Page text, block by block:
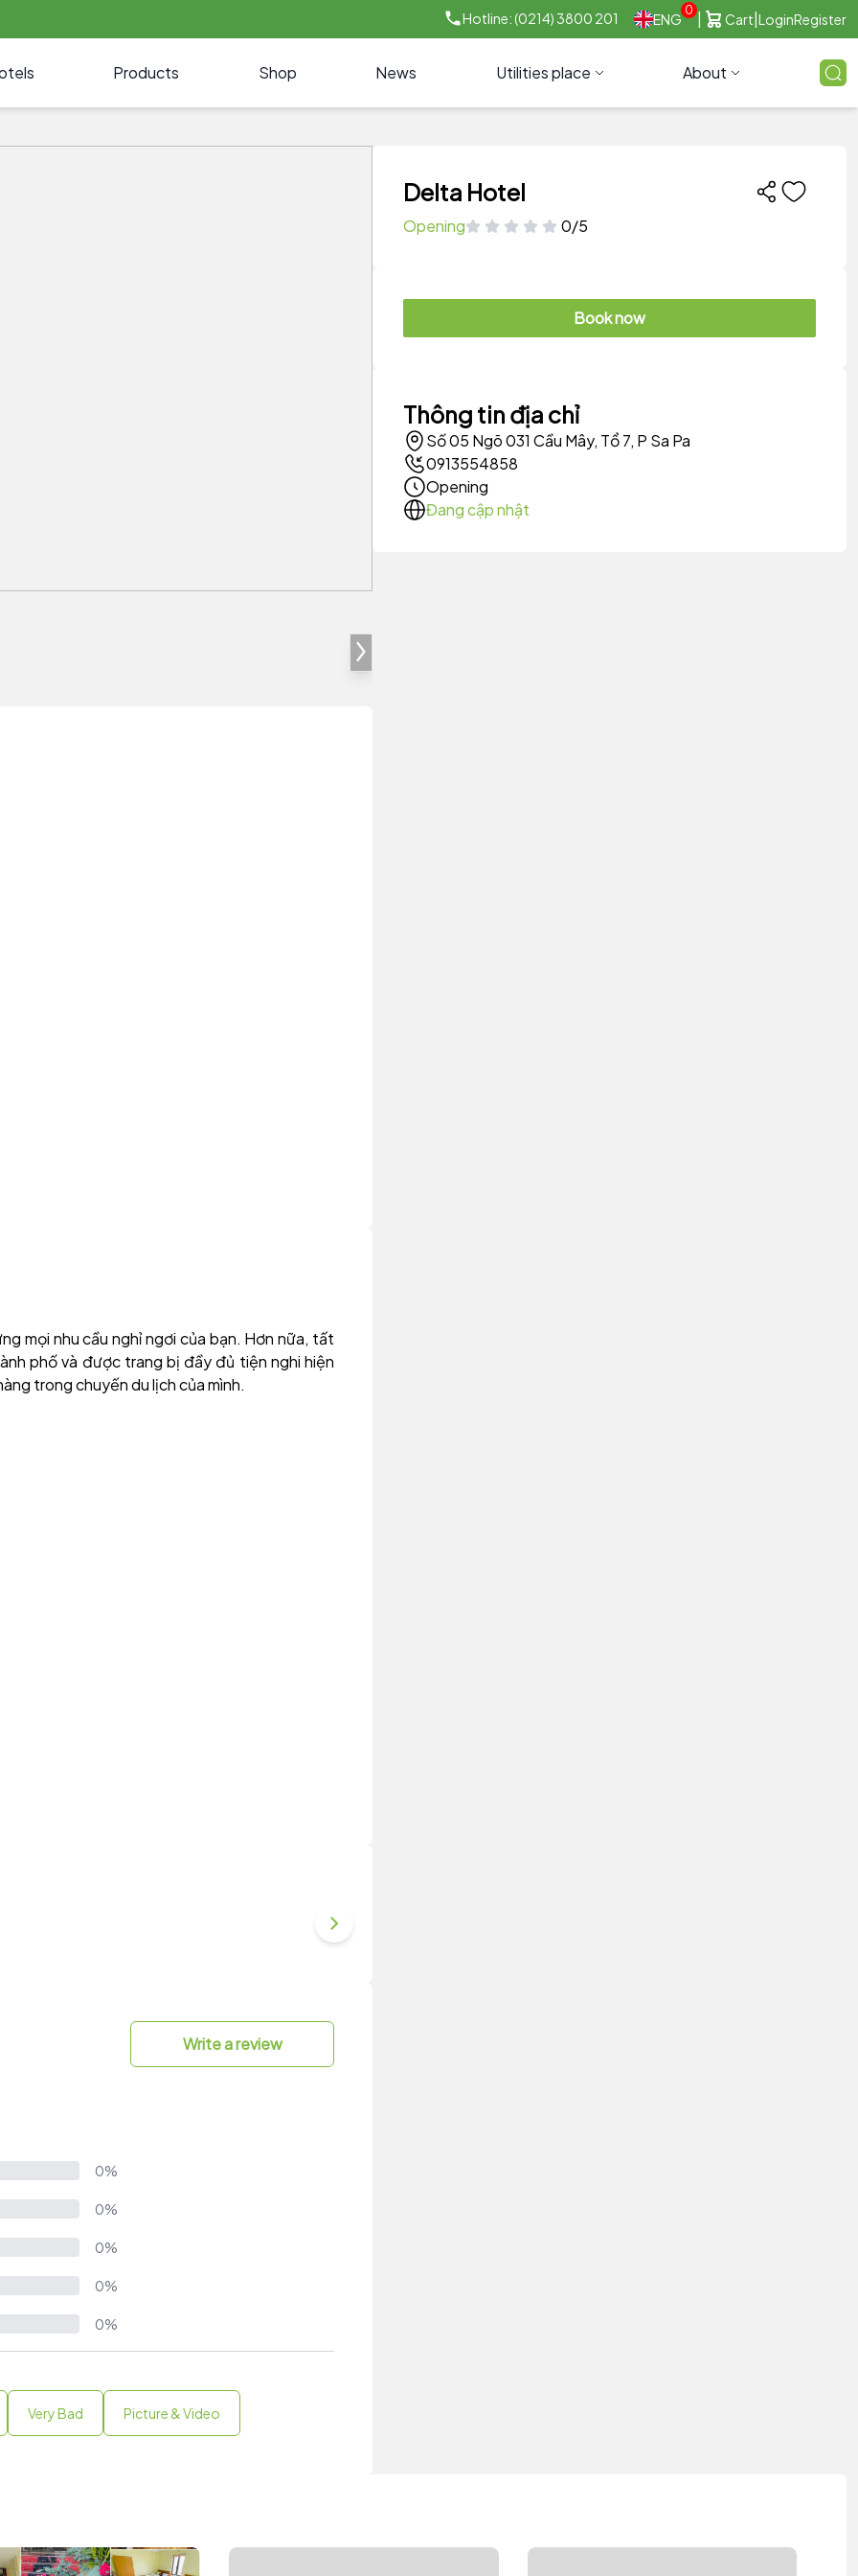
Hotline: (0214) 3800 201 ENG
0
Cart LoginRegister
Products Shop News Utilities place About
mọi nhu cầu nghỉ ngơi của bạn. Hơn nữa, tất
phố và được trang bị đầy đủ tiện nghi hiện
trong chuyến du lịch của mình.
Write a review
0%
0%
0%
0%
0%
Very Bad Picture & Video
Delta Hotel
Opening 0/5
Book now
Thông tin địa chỉ
Số 05 Ngõ 031 Cầu Mây, Tổ 7, P Sa Pa
0913554858
Opening
Đang cập nhật